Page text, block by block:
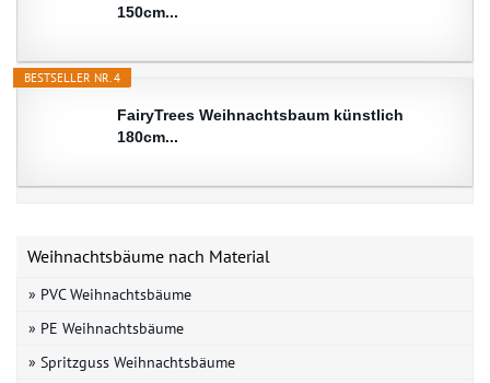
150cm...
BESTSELLER NR. 4
FairyTrees Weihnachtsbaum künstlich
180cm...
Weihnachtsbäume nach Material
» PVC Weihnachtsbäume
» PE Weihnachtsbäume
» Spritzguss Weihnachtsbäume